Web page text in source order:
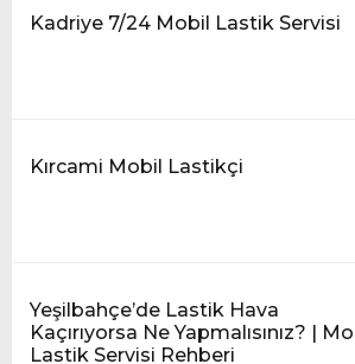
Kadriye 7/24 Mobil Lastik Servisi
Kırcami Mobil Lastikçi
Yeşilbahçe’de Lastik Hava
Kaçırıyorsa Ne Yapmalısınız? |
Lastik Servisi Rehberi